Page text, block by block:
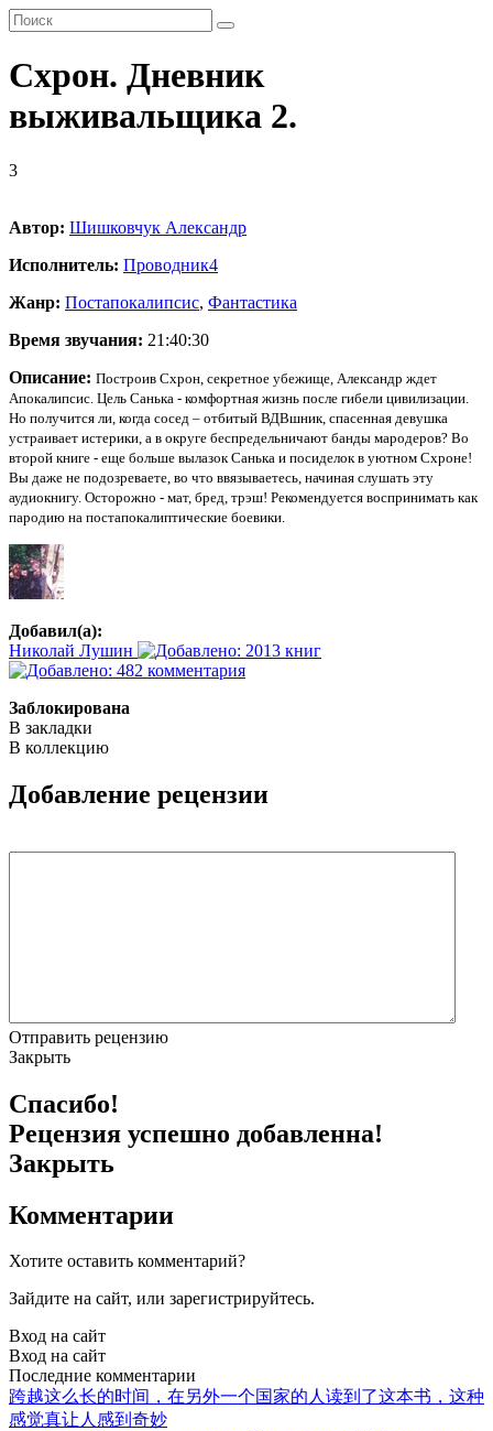
Схрон. Дневник
выживальщика 2.
3
Автор: Шишковчук Александр
Исполнитель: Проводник4
Жанр: Постапокалипсис, Фантастика
Время звучания: 21:40:30
Описание: Построив Схрон, секретное убежище, Александр ждет
Апокалипсис. Цель Санька - комфортная жизнь после гибели цивилизации.
Но получится ли, когда сосед – отбитый ВДВшник, спасенная девушка
устраивает истерики, а в округе беспредельничают банды мародеров? Во
второй книге - еще больше вылазок Санька и посиделок в уютном Схроне!
Вы даже не подозреваете, во что ввязываетесь, начиная слушать эту
аудиокнигу. Осторожно - мат, бред, трэш! Рекомендуется воспринимать как
пародию на постапокалиптические боевики.
Добавил(а):
Николай Лушин
Заблокирована
В закладки
В коллекцию
Добавление рецензии
Отправить рецензию
Закрыть
Спасибо!
Рецензия успешно добавленна!
Закрыть
Комментарии
Хотите оставить комментарий?
Зайдите на сайт, или зарегистрируйтесь.
Вход на сайт
Вход на сайт
Последние комментарии
跨越这么长的时间，在另外一个国家的人读到了这本书，这种
感觉真让人感到奇妙